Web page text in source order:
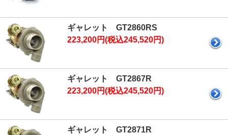
ギャレット GT2860RS
223,200円(税込245,520円)
ギャレット GT2867R
223,200円(税込245,520円)
ギャレット GT2871R